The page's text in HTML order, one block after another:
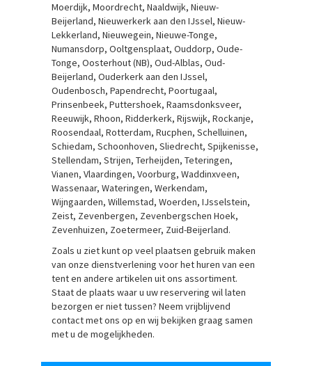
Moerdijk, Moordrecht, Naaldwijk, Nieuw-
Beijerland, Nieuwerkerk aan den IJssel, Nieuw-
Lekkerland, Nieuwegein, Nieuwe-Tonge,
Numansdorp, Ooltgensplaat, Ouddorp, Oude-
Tonge, Oosterhout (NB), Oud-Alblas, Oud-
Beijerland, Ouderkerk aan den IJssel,
Oudenbosch, Papendrecht, Poortugaal,
Prinsenbeek, Puttershoek, Raamsdonksveer,
Reeuwijk, Rhoon, Ridderkerk, Rijswijk, Rockanje,
Roosendaal, Rotterdam, Rucphen, Schelluinen,
Schiedam, Schoonhoven, Sliedrecht, Spijkenisse,
Stellendam, Strijen, Terheijden, Teteringen,
Vianen, Vlaardingen, Voorburg, Waddinxveen,
Wassenaar, Wateringen, Werkendam,
Wijngaarden, Willemstad, Woerden, IJsselstein,
Zeist, Zevenbergen, Zevenbergschen Hoek,
Zevenhuizen, Zoetermeer, Zuid-Beijerland.
Zoals u ziet kunt op veel plaatsen gebruik maken
van onze dienstverlening voor het huren van een
tent en andere artikelen uit ons assortiment.
Staat de plaats waar u uw reservering wil laten
bezorgen er niet tussen? Neem vrijblijvend
contact met ons op en wij bekijken graag samen
met u de mogelijkheden.